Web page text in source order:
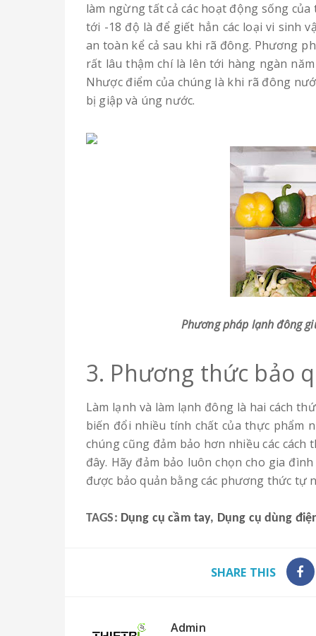
làm ngừng tất cả các hoạt động sống
tới -18 độ là để giết hẳn các loại vi sinh
an toàn kể cả sau khi rã đông. Phương
rất lâu thậm chí là lên tới hàng ngàn
Nhược điểm của chúng là khi rã đông
bị giập và úng nước.
Phương pháp lạnh đông
3. Phương thức bảo
Làm lạnh và làm lạnh đông là hai cách
biến đổi nhiều tính chất của thực phẩm
chúng cũng đảm bảo hơn nhiều các
đây. Hãy đảm bảo luôn chọn cho gia
được bảo quản bằng các phương thức tự
TAGS: Dụng cụ cầm tay, Dụng cụ dùng
SHARE THIS
Admin